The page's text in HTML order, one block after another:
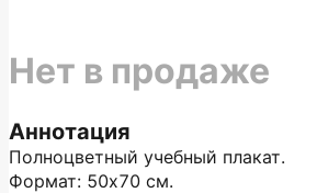
Аннотация
Полноцветный учебный плакат.
Формат: 50х70 см.
Нет в продаже